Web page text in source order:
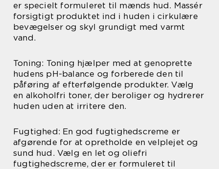
er specielt formuleret til mænds hud. Massér
forsigtigt produktet ind i huden i cirkulære
bevægelser og skyl grundigt med varmt
vand.
Toning: Toning hjælper med at genoprette
hudens pH-balance og forberede den til
påføring af efterfølgende produkter. Vælg
en alkoholfri toner, der beroliger og hydrerer
huden uden at irritere den.
Fugtighed: En god fugtighedscreme er
afgørende for at opretholde en velplejet og
sund hud. Vælg en let og oliefri
fugtighedscreme, der er formuleret til